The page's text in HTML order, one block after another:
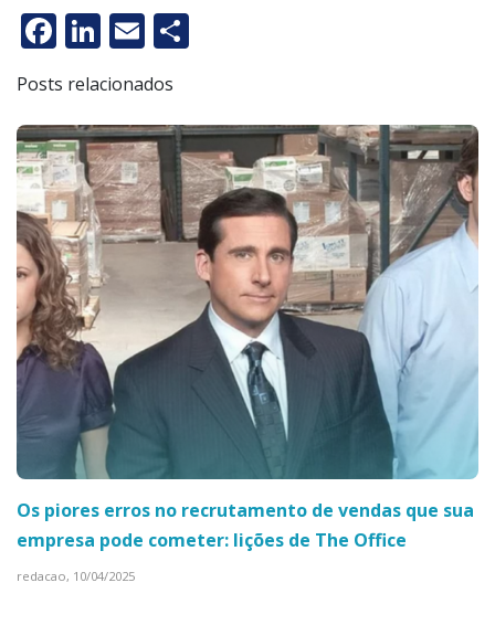
Facebook
LinkedIn
Email
Posts relacionados
Os piores erros no recrutamento de vendas que sua
empresa pode cometer: lições de The Office
redacao, 10/04/2025